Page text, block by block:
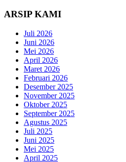
ARSIP KAMI
Juli 2026
Juni 2026
Mei 2026
April 2026
Maret 2026
Februari 2026
Desember 2025
November 2025
Oktober 2025
September 2025
Agustus 2025
Juli 2025
Juni 2025
Mei 2025
April 2025